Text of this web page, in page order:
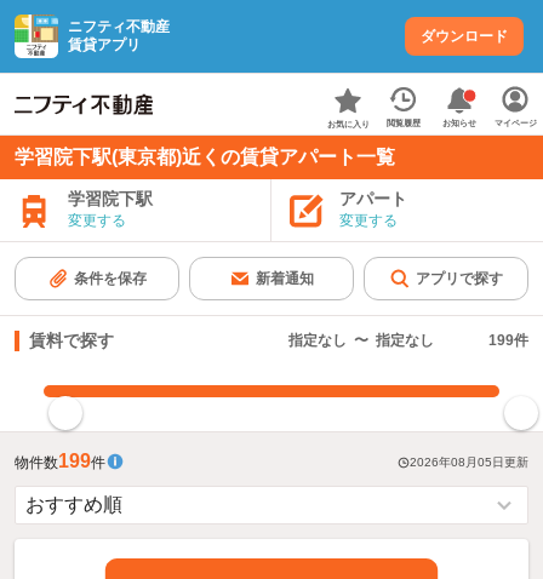
ニフティ不動産
賃貸アプリ
ダウンロード
お気に入り 閲覧履歴 お知らせ マイページ
学習院下駅(東京都)近くの賃貸アパート一覧
学習院下駅
変更する
アパート
変更する
条件を保存 新着通知 アプリで探す
賃料で探す 指定なし 〜 指定なし 199件
物件数199件 2026年08月05日更新